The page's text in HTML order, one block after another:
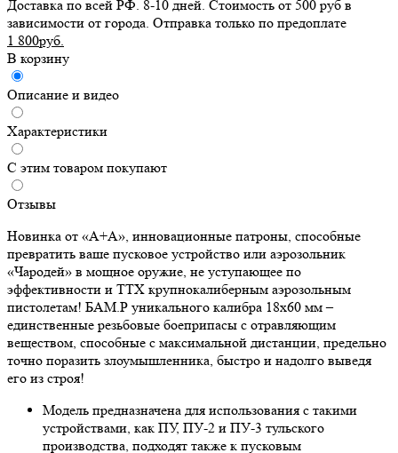
Доставка по всей РФ. 8-10 дней. Стоимость от 500 руб в
зависимости от города. Отправка только по предоплате
1 800руб.
В корзину
Описание и видео
Характеристики
С этим товаром покупают
Отзывы
Новинка от «А+А», инновационные патроны, способные
превратить ваше пусковое устройство или аэрозольник
«Чародей» в мощное оружие, не уступающее по
эффективности и ТТХ крупнокалиберным аэрозольным
пистолетам! БАМ.Р уникального калибра 18х60 мм –
единственные резьбовые боеприпасы с отравляющим
веществом, способные с максимальной дистанции, предельно
точно поразить злоумышленника, быстро и надолго выведя
его из строя!
Модель предназначена для использования с такими
устройствами, как ПУ, ПУ-2 и ПУ-3 тульского
производства, подходят также к пусковым